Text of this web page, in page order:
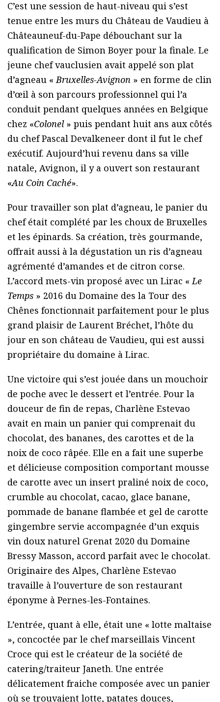
C’est une session de haut-niveau qui s’est
tenue entre les murs du Château de Vaudieu à
Châteauneuf-du-Pape débouchant sur la
qualification de Simon Boyer pour la finale. Le
jeune chef vauclusien avait appelé son plat
d’agneau «Bruxelles-Avignon » en forme de clin
d’œil à son parcours professionnel qui l’a
conduit pendant quelques années en Belgique
chez «Colonel» puis pendant huit ans aux côtés
du chef Pascal Devalkeneer dont il fut le chef
exécutif. Aujourd’hui revenu dans sa ville
natale, Avignon, il y a ouvert son restaurant
«Au Coin Caché».
Pour travailler son plat d’agneau, le panier du
chef était complété par les choux de Bruxelles
et les épinards. Sa création, très gourmande,
offrait aussi à la dégustation un ris d’agneau
agrémenté d’amandes et de citron corse.
L’accord mets-vin proposé avec un Lirac «Le
Temps » 2016 du Domaine des la Tour des
Chênes fonctionnait parfaitement pour le plus
grand plaisir de Laurent Bréchet, l’hôte du
jour en son château de Vaudieu, qui est aussi
propriétaire du domaine à Lirac.
Une victoire qui s’est jouée dans un mouchoir
de poche avec le dessert et l’entrée. Pour la
douceur de fin de repas, Charlène Estevao
avait en main un panier qui comprenait du
chocolat, des bananes, des carottes et de la
noix de coco râpée. Elle en a fait une superbe
et délicieuse composition comportant mousse
de carotte avec un insert praliné noix de coco,
crumble au chocolat, cacao, glace banane,
pommade de banane flambée et gel de carotte
gingembre servie accompagnée d’un exquis
vin doux naturel Grenat 2020 du Domaine
Bressy Masson, accord parfait avec le chocolat.
Originaire des Alpes, Charlène Estevao
travaille à l’ouverture de son restaurant
éponyme à Pernes-les-Fontaines.
L’entrée, quant à elle, était une « lotte maltaise
», concoctée par le chef marseillais Vincent
Croce qui est le créateur de la société de
catering/traiteur Janeth. Une entrée
délicatement fraiche composée avec un panier
où se trouvaient lotte, patates douces,